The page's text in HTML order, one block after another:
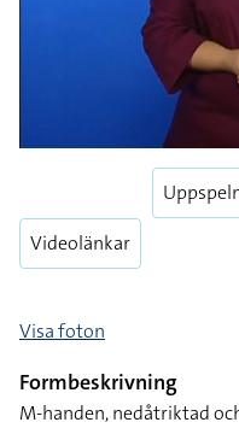
Videolänkar
Visa foton
Formbeskrivning
M-handen, nedåtriktad